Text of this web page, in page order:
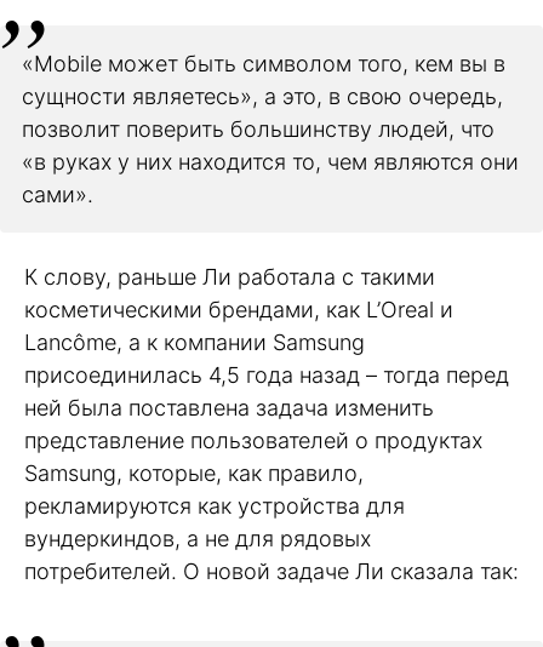
«Mobile может быть символом того, кем вы в
сущности являетесь», а это, в свою очередь,
позволит поверить большинству людей, что
«в руках у них находится то, чем являются они
сами».
К слову, раньше Ли работала с такими
косметическими брендами, как L’Oreal и
Lancôme, а к компании Samsung
присоединилась 4,5 года назад – тогда перед
ней была поставлена задача изменить
представление пользователей о продуктах
Samsung, которые, как правило,
рекламируются как устройства для
вундеркиндов, а не для рядовых
потребителей. О новой задаче Ли сказала так: